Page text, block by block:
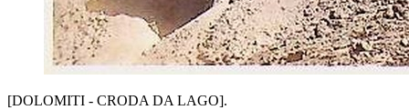
[DOLOMITI - CRODA DA LAGO].